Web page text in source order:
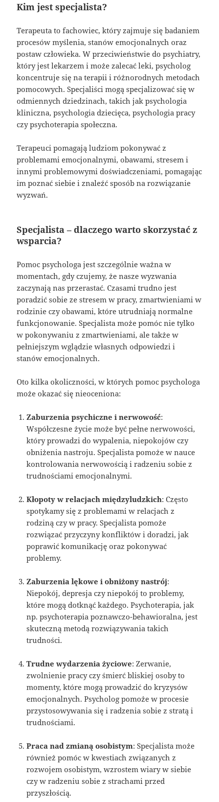
Kim jest specjalista?
Terapeuta to fachowiec, który zajmuje się badaniem
procesów myślenia, stanów emocjonalnych oraz
postaw człowieka. W przeciwieństwie do psychiatry,
który jest lekarzem i może zalecać leki, psycholog
koncentruje się na terapii i różnorodnych metodach
pomocowych. Specjaliści mogą specjalizować się w
odmiennych dziedzinach, takich jak psychologia
kliniczna, psychologia dziecięca, psychologia pracy
czy psychoterapia społeczna.
Terapeuci pomagają ludziom pokonywać z
problemami emocjonalnymi, obawami, stresem i
innymi problemowymi doświadczeniami, pomagając
im poznać siebie i znaleźć sposób na rozwiązanie
wyzwań.
Specjalista – dlaczego warto skorzystać z
wsparcia?
Pomoc psychologa jest szczególnie ważna w
momentach, gdy czujemy, że nasze wyzwania
zaczynają nas przerastać. Czasami trudno jest
poradzić sobie ze stresem w pracy, zmartwieniami w
rodzinie czy obawami, które utrudniają normalne
funkcjonowanie. Specjalista może pomóc nie tylko
w pokonywaniu z zmartwieniami, ale także w
pełniejszym wglądzie własnych odpowiedzi i
stanów emocjonalnych.
Oto kilka okoliczności, w których pomoc psychologa
może okazać się nieoceniona:
Zaburzenia psychiczne i nerwowość:
Współczesne życie może być pełne nerwowości,
który prowadzi do wypalenia, niepokojów czy
obniżenia nastroju. Specjalista pomoże w nauce
kontrolowania nerwowością i radzeniu sobie z
trudnościami emocjonalnymi.
Kłopoty w relacjach międzyludzkich: Często
spotykamy się z problemami w relacjach z
rodziną czy w pracy. Specjalista pomoże
rozwiązać przyczyny konfliktów i doradzi, jak
poprawić komunikację oraz pokonywać
problemy.
Zaburzenia lękowe i obniżony nastrój:
Niepokój, depresja czy niepokój to problemy,
które mogą dotknąć każdego. Psychoterapia, jak
np. psychoterapia poznawczo-behawioralna, jest
skuteczną metodą rozwiązywania takich
trudności.
Trudne wydarzenia życiowe: Zerwanie,
zwolnienie pracy czy śmierć bliskiej osoby to
momenty, które mogą prowadzić do kryzysów
emocjonalnych. Psycholog pomoże w procesie
przystosowywania się i radzenia sobie z stratą i
trudnościami.
Praca nad zmianą osobistym: Specjalista może
również pomóc w kwestiach związanych z
rozwojem osobistym, wzrostem wiary w siebie
czy w radzeniu sobie z strachami przed
przyszłością.